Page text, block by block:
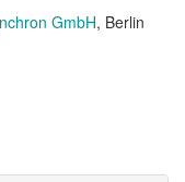
GmbH, Berlin